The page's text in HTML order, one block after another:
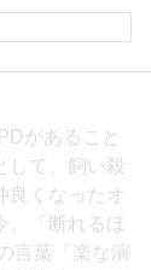
があること
して、飼い殺
良くなったオ
。「断れるほ
言葉「楽な演